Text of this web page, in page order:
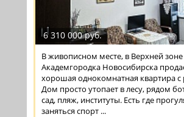
6 310 000 руб.
В живописном месте, в Верхней зоне
Академгородка Новосибирска
хорошая однокомнатная квартира
Дом просто утопает в лесу, рядом
сад, пляж, институты. Есть где
заняться спорт ...